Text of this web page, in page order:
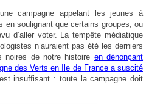
campagne appelant les jeunes à
en soulignant que certains groupes, ou
d’aller voter. La tempête médiatique
n’auraient pas été les derniers
noires de notre histoire en dénonçant
des Verts en Ile de France a suscité
insuffisant : toute la campagne doit